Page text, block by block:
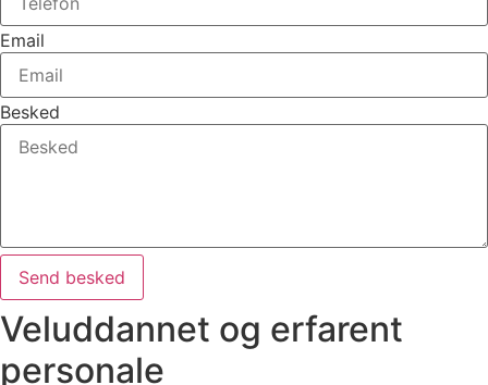
Email
Besked
Send besked
Veluddannet og erfarent
personale